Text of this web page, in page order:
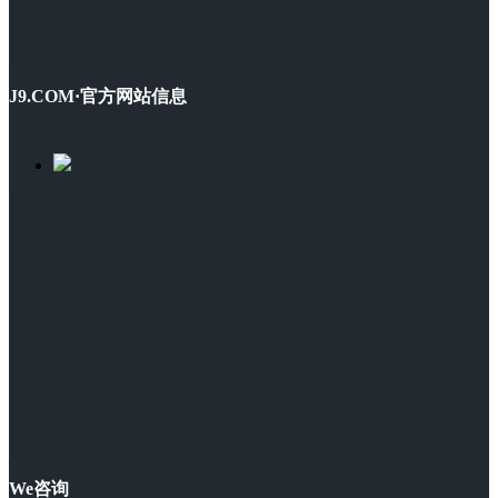
J9.COM·官方网站信息
We咨询